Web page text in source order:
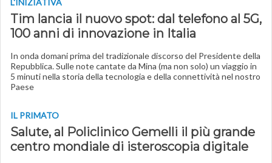
L'INIZIATIVA
Tim lancia il nuovo spot: dal telefono al 5G,
100 anni di innovazione in Italia
In onda domani prima del tradizionale discorso del Presidente della
Repubblica. Sulle note cantate da Mina (ma non solo) un viaggio in
5 minuti nella storia della tecnologia e della connettività nel nostro
Paese
IL PRIMATO
Salute, al Policlinico Gemelli il più grande
centro mondiale di isteroscopia digitale